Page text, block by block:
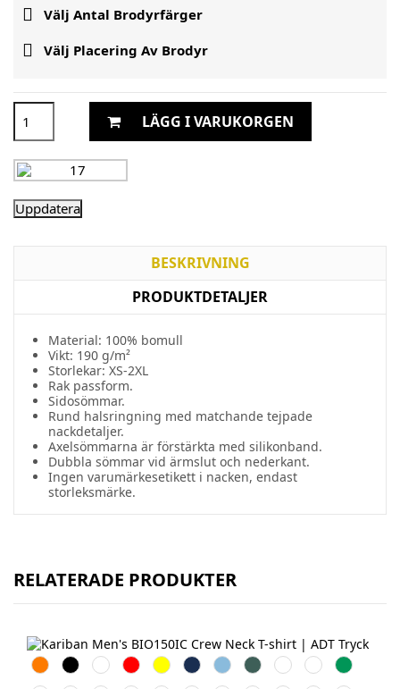
 Välj Antal Brodyrfärger
 Välj Placering Av Brodyr
LÄGG I VARUKORGEN
BESKRIVNING
PRODUKTDETALJER
Material: 100% bomull
Vikt: 190 g/m²
Storlekar: XS-2XL
Rak passform.
Sidosömmar.
Rund halsringning med matchande tejpade
nackdetaljer.
Axelsömmarna är förstärkta med silikonband.
Dubbla sömmar vid ärmslut och nederkant.
Ingen varumärkesetikett i nacken, endast
storleksmärke.
RELATERADE PRODUKTER
Orange
Svart Vit Röd Gul Navy Sky
Blue
Forest
Green
ChocolateFuchsia
Kelly
Green